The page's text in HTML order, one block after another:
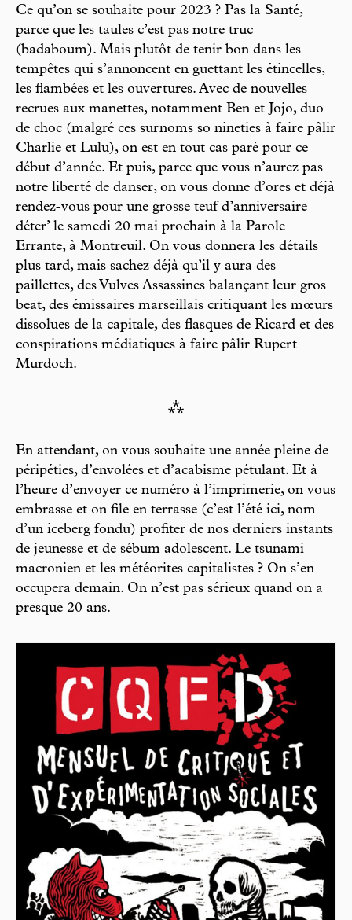
Ce qu’on se souhaite pour 2023 ? Pas la Santé,
parce que les taules c’est pas notre truc
(badaboum). Mais plutôt de tenir bon dans les
tempêtes qui s’annoncent en guettant les étincelles,
les flambées et les ouvertures. Avec de nouvelles
recrues aux manettes, notamment Ben et Jojo, duo
de choc (malgré ces surnoms so nineties à faire pâlir
Charlie et Lulu), on est en tout cas paré pour ce
début d’année. Et puis, parce que vous n’aurez pas
notre liberté de danser, on vous donne d’ores et déjà
rendez-vous pour une grosse teuf d’anniversaire
déter’ le samedi 20 mai prochain à la Parole
Errante, à Montreuil. On vous donnera les détails
plus tard, mais sachez déjà qu’il y aura des
paillettes, des Vulves Assassines balançant leur gros
beat, des émissaires marseillais critiquant les mœurs
dissolues de la capitale, des flasques de Ricard et des
conspirations médiatiques à faire pâlir Rupert
Murdoch.
⁂
En attendant, on vous souhaite une année pleine de
péripéties, d’envolées et d’acabisme pétulant. Et à
l’heure d’envoyer ce numéro à l’imprimerie, on vous
embrasse et on file en terrasse (c’est l’été ici, nom
d’un iceberg fondu) profiter de nos derniers instants
de jeunesse et de sébum adolescent. Le tsunami
macronien et les météorites capitalistes ? On s’en
occupera demain. On n’est pas sérieux quand on a
presque 20 ans.